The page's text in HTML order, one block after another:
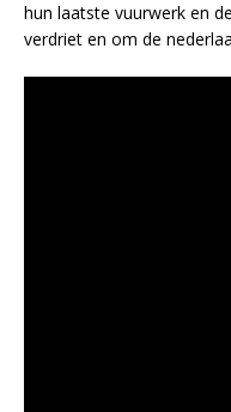
hun laatste vuurwerk en
verdriet en om de